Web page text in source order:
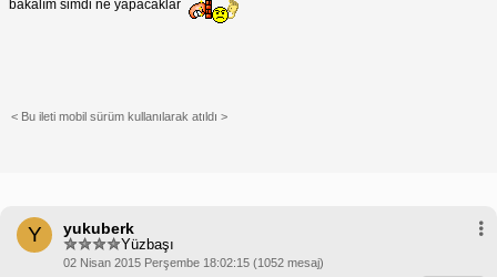
bakalım simdi ne yapacaklar
< Bu ileti mobil sürüm kullanılarak atıldı >
Y yukuberk
Yüzbaşı
02 Nisan 2015 Perşembe 18:02:15 (1052 mesaj)